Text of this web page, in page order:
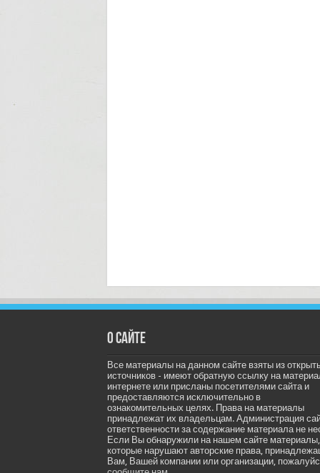
О сайте
Все материалы на данном сайте взяты из
источников - имеют обратную ссылку на
интернете или присланы посетителями сайта и
предоставляются исключительно в
ознакомительных целях. Права на материалы
принадлежат их владельцам. Администрация
ответственности за содержание материала не
Если Вы обнаружили на нашем сайте материалы,
которые нарушают авторские права,
Вам, Вашей компании или организации,